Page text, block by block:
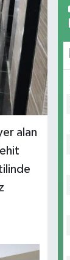
alan